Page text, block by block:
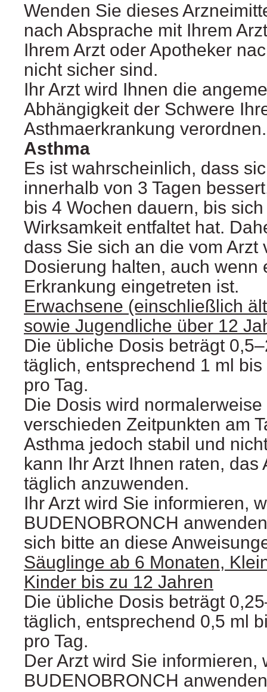
Wenden Sie dieses
nach Absprache mit Ihrem
Ihrem Arzt oder Apotheker
nicht sicher sind.
Ihr Arzt wird Ihnen die
Abhängigkeit der Schwere
Asthmaerkrankung verordnen.
Asthma
Es ist wahrscheinlich, dass
innerhalb von 3 Tagen
bis 4 Wochen dauern, bis
Wirksamkeit entfaltet hat.
dass Sie sich an die vom Arzt
Dosierung halten, auch wenn
Erkrankung eingetreten ist.
Erwachsene (einschließlich
sowie Jugendliche über 12
Die übliche Dosis beträgt
täglich, entsprechend 1 ml
pro Tag.
Die Dosis wird
verschieden Zeitpunkten am
Asthma jedoch stabil und
kann Ihr Arzt Ihnen raten,
täglich anzuwenden.
Ihr Arzt wird Sie informieren,
BUDENOBRONCH
sich bitte an diese
Säuglinge ab 6 Monaten,
Kinder bis zu 12 Jahren
Die übliche Dosis beträgt
täglich, entsprechend 0,5 ml
pro Tag.
Der Arzt wird Sie informieren,
BUDENOBRONCH